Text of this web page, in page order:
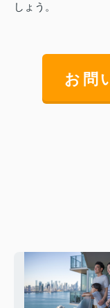
しょう。
お問